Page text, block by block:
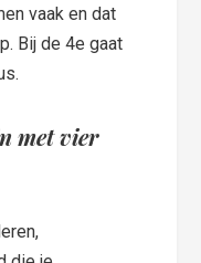
vaak en dat
Bij de 4e gaat
met vier